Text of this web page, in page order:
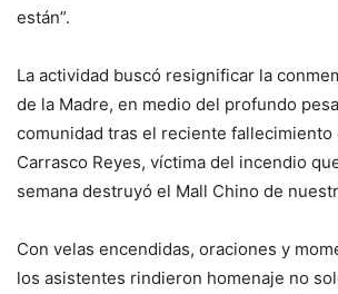
están”.
La actividad buscó resignificar la
de la Madre, en medio del profundo
comunidad tras el reciente fallecimiento
Carrasco Reyes, víctima del incendio
semana destruyó el Mall Chino de
Con velas encendidas, oraciones y
los asistentes rindieron homenaje no